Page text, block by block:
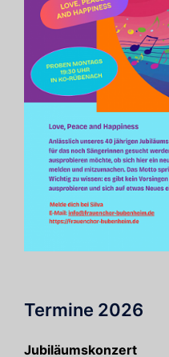
Termine 2026
Jubiläumskonzert